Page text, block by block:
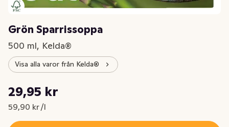
Grön Sparrissoppa
500 ml, Kelda®
Visa alla varor från Kelda®
Nuvarande pris är: 29,95 kr
29,95 kr
59,90 kr /l
Styckpris: 59,90 kr /l